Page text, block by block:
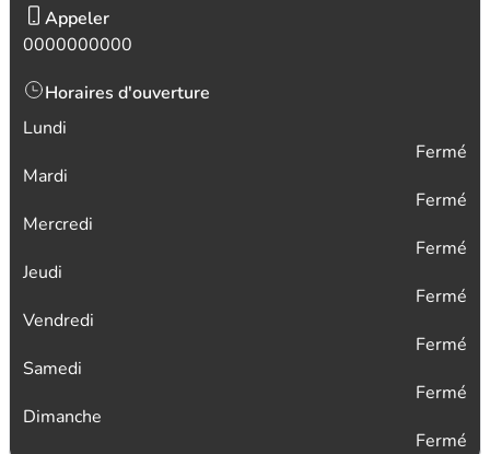
Appeler
0000000000
Horaires d'ouverture
Lundi
Fermé
Mardi
Fermé
Mercredi
Fermé
Jeudi
Fermé
Vendredi
Fermé
Samedi
Fermé
Dimanche
Fermé